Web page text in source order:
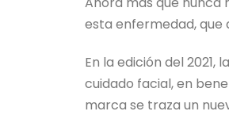
esta enfermedad,
En la edición del
cuidado facial, en
marca se traza un